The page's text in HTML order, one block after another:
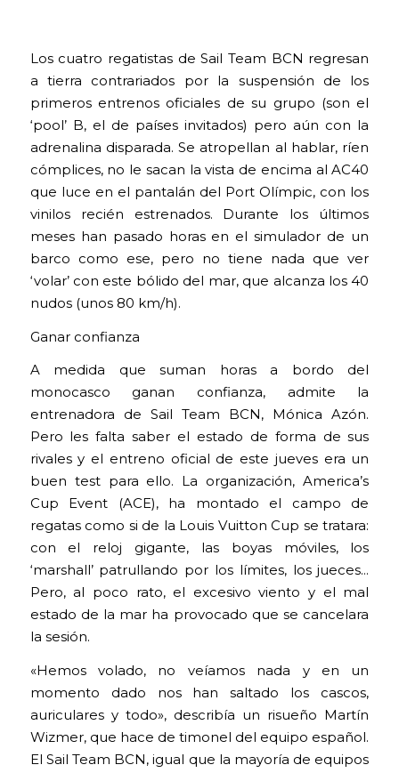
Los cuatro regatistas de Sail Team BCN regresan
a tierra contrariados por la suspensión de los
primeros entrenos oficiales de su grupo (son el
‘pool’ B, el de países invitados) pero aún con la
adrenalina disparada. Se atropellan al hablar, ríen
cómplices, no le sacan la vista de encima al AC40
que luce en el pantalán del Port Olímpic, con los
vinilos recién estrenados. Durante los últimos
meses han pasado horas en el simulador de un
barco como ese, pero no tiene nada que ver
‘volar’ con este bólido del mar, que alcanza los 40
nudos (unos 80 km/h).
Ganar confianza
A medida que suman horas a bordo del
monocasco ganan confianza, admite la
entrenadora de Sail Team BCN, Mónica Azón.
Pero les falta saber el estado de forma de sus
rivales y el entreno oficial de este jueves era un
buen test para ello. La organización, America’s
Cup Event (ACE), ha montado el campo de
regatas como si de la Louis Vuitton Cup se tratara:
con el reloj gigante, las boyas móviles, los
‘marshall’ patrullando por los límites, los jueces…
Pero, al poco rato, el excesivo viento y el mal
estado de la mar ha provocado que se cancelara
la sesión.
«Hemos volado, no veíamos nada y en un
momento dado nos han saltado los cascos,
auriculares y todo», describía un risueño Martín
Wizmer, que hace de timonel del equipo español.
El Sail Team BCN, igual que la mayoría de equipos